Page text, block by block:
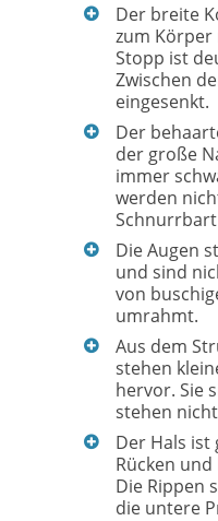
Der breite
zum
Stopp ist
Zwischen
eingesenkt.
Der
der große
immer
werden
Die Augen
und sind
von
umrahmt.
Aus dem
stehen
hervor. Sie
stehen
Der Hals ist
Rücken
Die Rippen
die untere